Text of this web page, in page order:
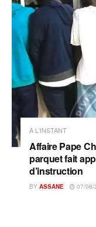
A L'INSTANT
Affaire Pape
parquet fait
d’instruction
BY ASSANE 07/08/